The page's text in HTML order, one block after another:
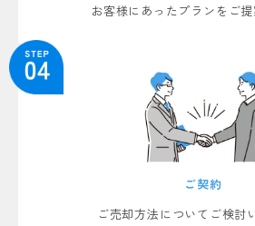
事業用
グランディール坂戸三光 ご成約し
所沢市北岩岡の中古戸建 ご成約し
お客様にあったプランをご提
ご契約
ご売却方法についてご検討